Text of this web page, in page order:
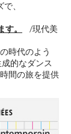
、
。
/現代美
時代のよう
的なダンス
間の旅を提供